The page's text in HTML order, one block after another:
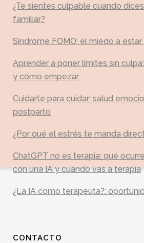
¿Te sientes culpable cuando
familiar?
Síndrome FOMO: el miedo a
Aprender a poner límites sin
y cómo empezar
Cuidarte para cuidar: salud
postparto
¿Por qué el estrés te manda
ChatGPT no es terapia: qué
con una IA y cuando vas a terapia
¿La IA como terapeuta?:
CONTACTO